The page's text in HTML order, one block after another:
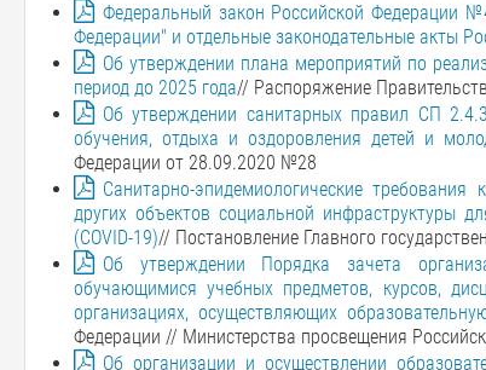
Федеральный закон Российской Федерации
Федерации" и отдельные законодательные акты
Об утверждении плана мероприятий по
период до 2025 года// Распоряжение
Об утверждении санитарных правил СП
обучения, отдыха и оздоровления детей и
Федерации от 28.09.2020 №28
Санитарно-эпидемиологические
других объектов социальной инфраструктуры
(COVID-19)// Постановление Главного
Об утверждении Порядка зачета
обучающимися учебных предметов, курсов,
организациях, осуществляющих
Федерации // Министерства просвещения
Об организации и осуществлении